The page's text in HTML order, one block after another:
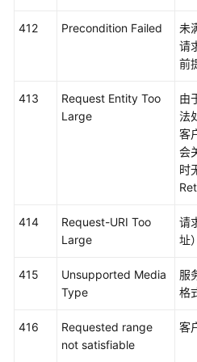
码
态
取
项
ID
取
账
412 Precondition Failed
未
请
前
413
Request Entity Too
Large
由
法
客
会
时
414
Request-URI Too
Large
请
址
415
Unsupported Media
Type
服
格
416
Requested range
not satisfiable
客